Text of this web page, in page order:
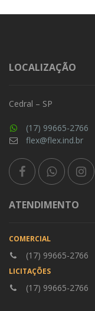
LOCALIZAÇÃO
Cedral – SP
(17) 99665-2766
flex@flex.ind.br
ATENDIMENTO
COMERCIAL
(17) 99665-2766
LICITAÇÕES
(17) 99665-2766